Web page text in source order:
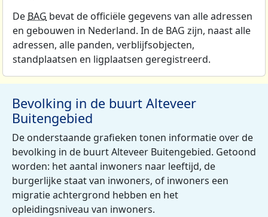
De BAG bevat de officiële gegevens van alle adressen
en gebouwen in Nederland. In de BAG zijn, naast alle
adressen, alle panden, verblijfsobjecten,
standplaatsen en ligplaatsen geregistreerd.
Bevolking in de buurt Alteveer
Buitengebied
De onderstaande grafieken tonen informatie over de
bevolking in de buurt Alteveer Buitengebied. Getoond
worden: het aantal inwoners naar leeftijd, de
burgerlijke staat van inwoners, of inwoners een
migratie achtergrond hebben en het
opleidingsniveau van inwoners.